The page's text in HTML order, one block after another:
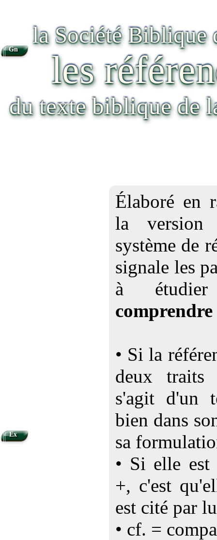
la Société Biblique
les
du texte biblique de
Élaboré en
la version
système de
signale les
à
comprendre
• Si la
deux
s'agit d'un
bien dans
sa
• Si elle est
+, c'est
est cité par
• cf. =
Gn
Ex